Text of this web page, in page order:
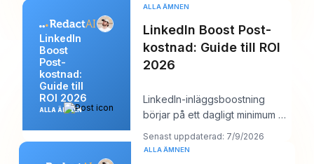
LinkedIn
Boost
Post-
kostnad:
Guide till
ROI 2026
ALLA ÄMNEN
ALLA ÄMNEN
LinkedIn Boost Post-
kostnad: Guide till ROI
2026
LinkedIn-inläggsboostning
börjar på ett dagligt minimum på
10 USD , men en realistisk
startpunkt är
Senast uppdaterad: 7/9/2026
ALLA ÄMNEN